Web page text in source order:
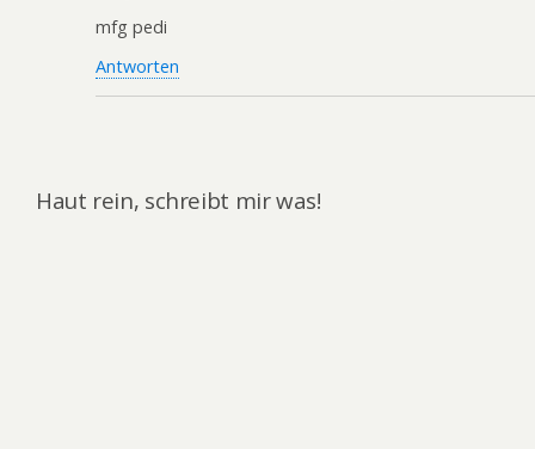
mfg pedi
Antworten
Haut rein, schreibt mir was!